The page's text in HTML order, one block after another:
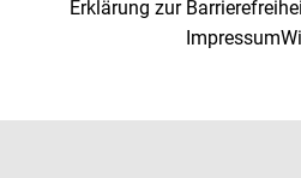
Erklärung zur
Impressum